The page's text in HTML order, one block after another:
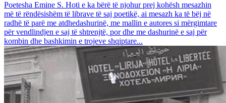
Poetesha Emine S. Hoti e ka bërë të njohur prej kohësh mesazhin
më të rëndësishëm të librave të saj poetikë, ai mesazh ka të bëj në
radhë të parë me atdhedashurinë, me mallin e autores si mërgimtare
për vendlindjen e saj të shtrenjtë, por dhe me dashurinë e saj për
kombin dhe bashkimin e trojeve shqiptare...